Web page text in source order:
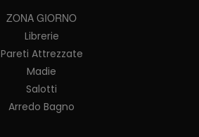
ZONA GIORNO
Librerie
Pareti Attrezzate
Madie
Salotti
Arredo Bagno